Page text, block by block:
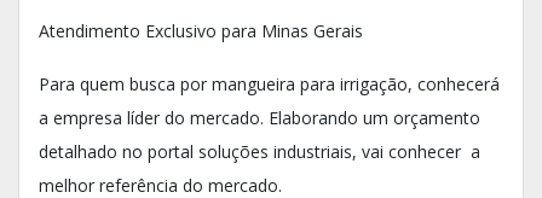
Atendimento Exclusivo para Minas Gerais
Para quem busca por mangueira para irrigação, conhecerá
a empresa líder do mercado. Elaborando um orçamento
detalhado no portal soluções industriais, vai conhecer a
melhor referência do mercado.